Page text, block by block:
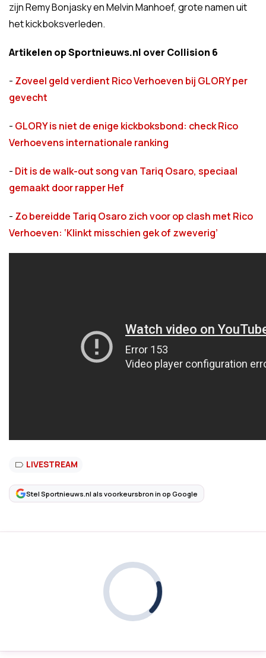
zijn Remy Bonjasky en Melvin Manhoef, grote namen uit
het kickboksverleden.
Artikelen op Sportnieuws.nl over Collision 6
- Zoveel geld verdient Rico Verhoeven bij GLORY per
gevecht
- GLORY is niet de enige kickboksbond: check Rico
Verhoevens internationale ranking
- Dit is de walk-out song van Tariq Osaro, speciaal
gemaakt door rapper Hef
- Zo bereidde Tariq Osaro zich voor op clash met Rico
Verhoeven: ‘Klinkt misschien gek of zweverig’
LIVESTREAM
Stel Sportnieuws.nl als voorkeursbron in op Google